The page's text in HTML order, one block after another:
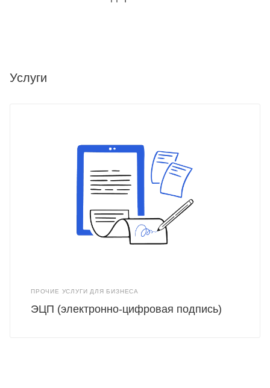
Услуги
ПРОЧИЕ УСЛУГИ ДЛЯ БИЗНЕСА
ЭЦП (электронно-цифровая подпись)